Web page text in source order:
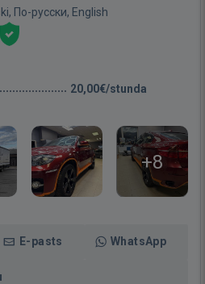
По-русски, English
20,00€/stunda
+8
E-pasts WhatsApp